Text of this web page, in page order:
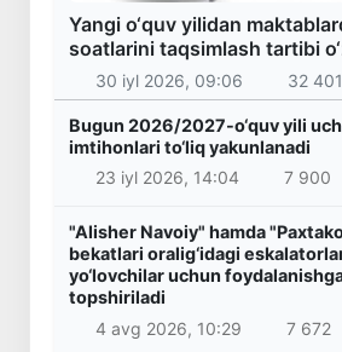
Yangi o‘quv yilidan
soatlarini taqsimlash tartibi
30 iyl 2026, 09:06 32 401
Bugun 2026/2027-o‘quv yili
imtihonlari to‘liq yakunlanadi
23 iyl 2026, 14:04
7 900
"Alisher Navoiy" hamda
bekatlari oralig‘idagi
yo‘lovchilar uchun
topshiriladi
4 avg 2026, 10:29
7 672